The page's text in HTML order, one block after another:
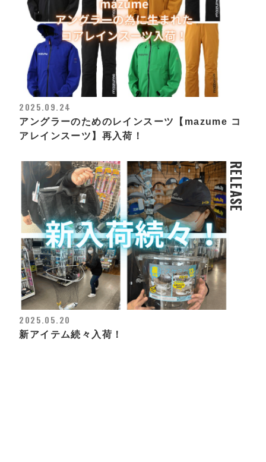
2025.09.24
アングラーのためのレインスーツ【mazume コ
アレインスーツ】再入荷！
RELEASE
2025.05.20
新アイテム続々入荷！